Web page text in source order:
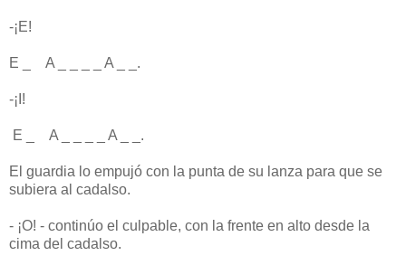
-¡E!
E _ A _ _ _ _ A _ _.
-¡I!
E _ A _ _ _ _ A _ _.
El guardia lo empujó con la punta de su lanza para que se
subiera al cadalso.
- ¡O! - continúo el culpable, con la frente en alto desde la
cima del cadalso.